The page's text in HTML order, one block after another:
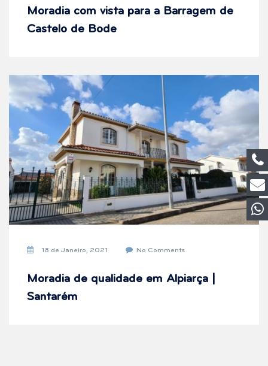
Moradia com vista para a Barragem de
Castelo de Bode
18 de Janeiro, 2021 No Comments
Moradia de qualidade em Alpiarça |
Santarém